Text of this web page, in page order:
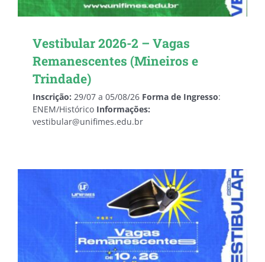
Vestibular 2026-2 – Vagas
Remanescentes (Mineiros e
Trindade)
Inscrição: 29/07 a 05/08/26 Forma de Ingresso:
ENEM/Histórico Informações:
vestibular@unifimes.edu.br